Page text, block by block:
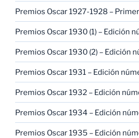
Premios Oscar 1927-1928 –
Premios Oscar 1930 (1) – Edición
Premios Oscar 1930 (2) – Edición
Premios Oscar 1931 – Edición
Premios Oscar 1932 – Edición
Premios Oscar 1934 – Edición
Premios Oscar 1935 – Edición